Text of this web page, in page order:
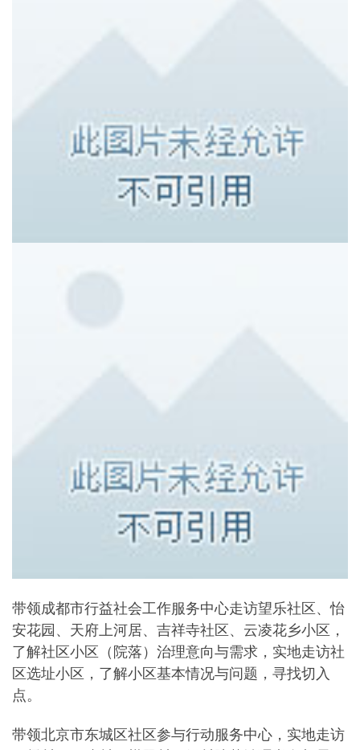
带领成都市行益社会工作服务中心走访望乐社区、怡
安花园、天府上河居、吉祥寺社区、云凌花乡小区，
了解社区小区（院落）治理意向与需求，实地走访社
区选址小区，了解小区基本情况与问题，寻找切入
点。
带领北京市东城区社区参与行动服务中心，实地走访